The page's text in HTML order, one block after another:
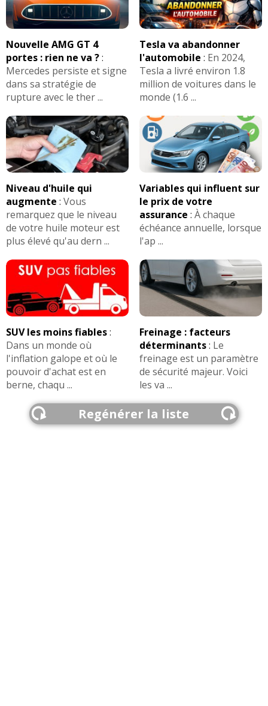
Nouvelle AMG GT 4
portes : rien ne va ?:
Mercedes persiste et signe
dans sa stratégie de
rupture avec le ther ...
Tesla va abandonner
l'automobile : En 2024,
Tesla a livré environ 1.8
million de voitures dans le
monde (1.6 ...
Niveau d'huile qui
augmente : Vous
remarquez que le niveau
de votre huile moteur est
plus élevé qu'au dern ...
Variables qui influent sur
le prix de votre
assurance : À chaque
échéance annuelle, lorsque
l'ap ...
SUV les moins fiables:
Dans un monde où
l'inflation galope et où le
pouvoir d'achat est en
berne, chaqu ...
Freinage : facteurs
déterminants: Le
freinage est un paramètre
de sécurité majeur. Voici
les va ...
Regénérer la liste